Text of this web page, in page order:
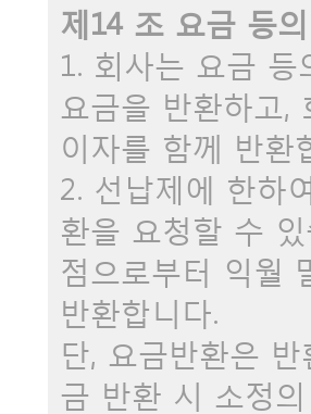
제14 조 요금 등
1. 회사는 요금
요금을 반환하고,
이자를 함께 반환
2. 선납제에 한하
환을 요청할 수
점으로부터 익월
반환합니다.
단, 요금반환은
금 반환 시 소정